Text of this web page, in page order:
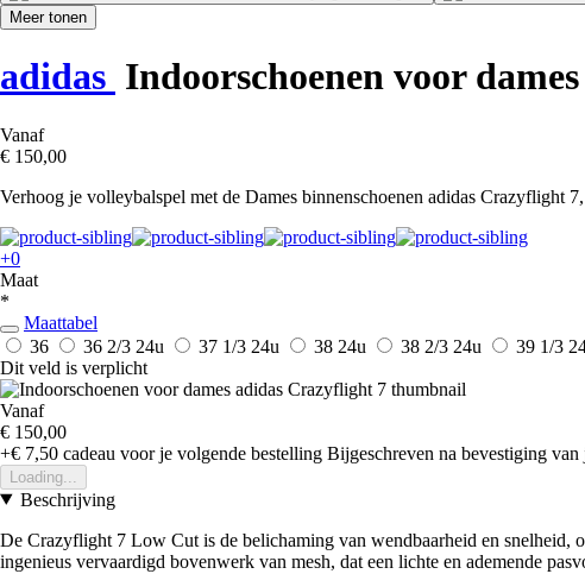
Meer tonen
adidas Indoorschoenen voor
Vanaf
€ 150,00
Verhoog je volleybalspel met de Dames binnenschoenen adidas Crazyflight
+0
Maat
*
Maattabel
36
36 2/3 24u 37 1/3 24u 38 24u 38 2/3 24u 39 1/3
Dit veld is verplicht
Vanaf
€ 150,00
+€ 7,50 cadeau voor je volgende bestelling Bijgeschreven na bevestiging van
Loading...
Beschrijving
De Crazyflight 7 Low Cut is de belichaming van wendbaarheid en snelheid,
ingenieus vervaardigd bovenwerk van mesh, dat een lichte en ademende